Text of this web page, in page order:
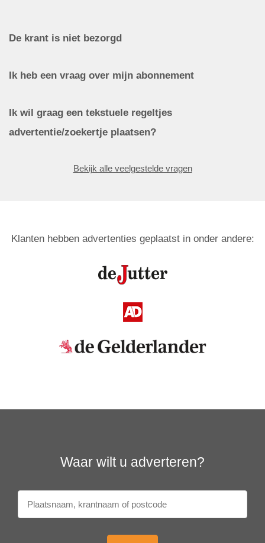
De krant is niet bezorgd
Ik heb een vraag over mijn abonnement
Ik wil graag een tekstuele regeltjes
advertentie/zoekertje plaatsen?
Bekijk alle veelgestelde vragen
Klanten hebben advertenties geplaatst in onder andere:
Waar wilt u adverteren?